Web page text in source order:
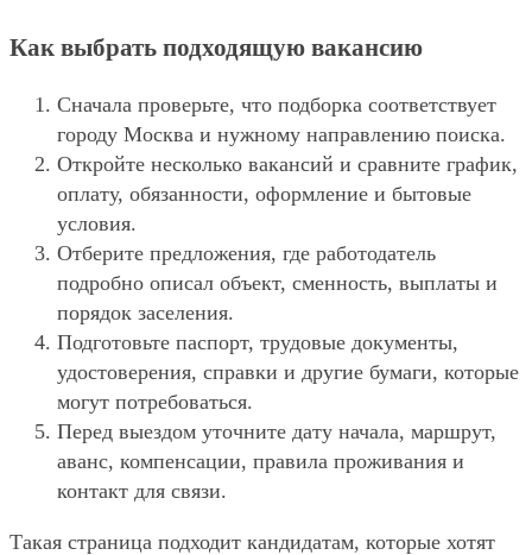
Как выбрать подходящую вакансию
Сначала проверьте, что подборка соответствует
городу Москва и нужному направлению поиска.
Откройте несколько вакансий и сравните график,
оплату, обязанности, оформление и бытовые
условия.
Отберите предложения, где работодатель
подробно описал объект, сменность, выплаты и
порядок заселения.
Подготовьте паспорт, трудовые документы,
удостоверения, справки и другие бумаги, которые
могут потребоваться.
Перед выездом уточните дату начала, маршрут,
аванс, компенсации, правила проживания и
контакт для связи.
Такая страница подходит кандидатам, которые хотят